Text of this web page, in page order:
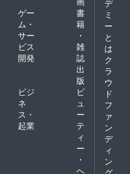
ゲー
ム・
サー
ビス
開発
書
籍
・
雑
誌
出
版
ビジ
ネ
ス・
起業
ビ
ュ
ー
テ
ィ
ー
・
ヘ
デ
ミ
ー
と
は
ク
ラ
ウ
ド
フ
ァ
ン
デ
ィ
ン